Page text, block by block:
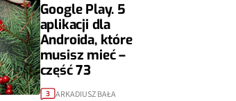
Google Play. 5
aplikacji dla
Androida, które
musisz mieć –
część 73
3 ARKADIUSZ BAŁA